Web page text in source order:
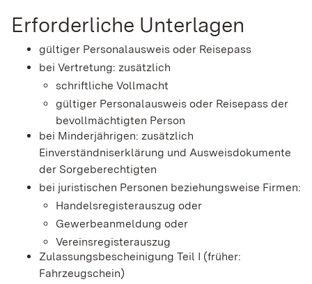
Erforderliche Unterlagen
gültiger Personalausweis oder Reisepass
bei Vertretung: zusätzlich
schriftliche Vollmacht
gültiger Personalausweis oder Reisepass der
bevollmächtigten Person
bei Minderjährigen: zusätzlich
Einverständniserklärung und Ausweisdokumente
der Sorgeberechtigten
bei juristischen Personen beziehungsweise Firmen:
Handelsregisterauszug oder
Gewerbeanmeldung oder
Vereinsregisterauszug
Zulassungsbescheinigung Teil I (früher:
Fahrzeugschein)